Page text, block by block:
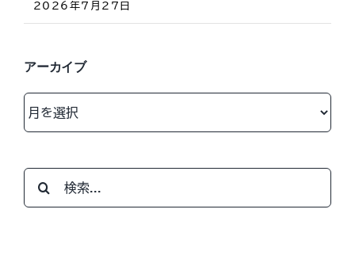
2026年7月27日
アーカイブ
ア
ー
イ
索